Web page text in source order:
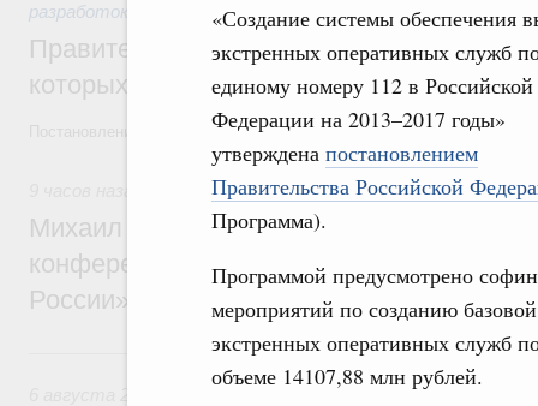
«Создание системы обеспечения
экстренных оперативных служб
единому номеру 112 в Российской
Федерации на 2013–2017 годы»
утверждена постановлением
Правительства Российской
Программа).
Программой предусмотрено
мероприятий по созданию
экстренных оперативных служб
объеме 14107,88 млн рублей.
разработок
Правительство расширило перечень
которых освобождаются от НДФЛ
Постановление от 5 августа 2026 года №978
Отрасль информационных технологий
Михаил Мишустин дал поручения по
конференции «Цифровая индустрия
России»
6 августа, четверг
Технологическое развитие. Инновации